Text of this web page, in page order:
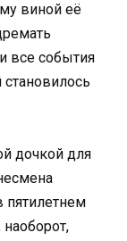
виной её
все события
дочкой для
пятилетнем